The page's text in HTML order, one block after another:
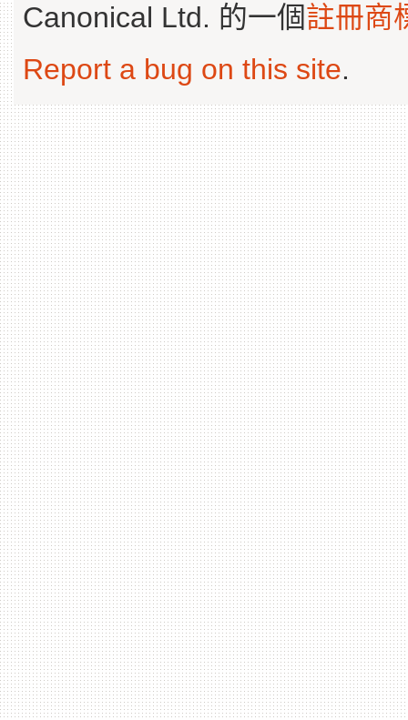
Canonical Ltd. 的一個註冊商
Report a bug on this site.